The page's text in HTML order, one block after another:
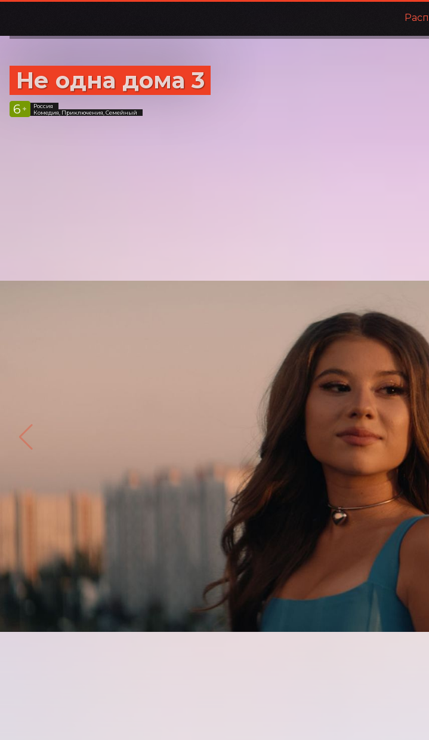
Не одна дома 3
6 +
Россия
Комедия, Приключения, Семейный